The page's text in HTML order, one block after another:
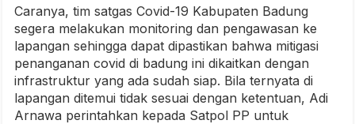
Caranya, tim satgas Covid-19 Kabupaten Badung
segera melakukan monitoring dan pengawasan ke
lapangan sehingga dapat dipastikan bahwa mitigasi
penanganan covid di badung ini dikaitkan dengan
infrastruktur yang ada sudah siap. Bila ternyata di
lapangan ditemui tidak sesuai dengan ketentuan, Adi
Arnawa perintahkan kepada Satpol PP untuk